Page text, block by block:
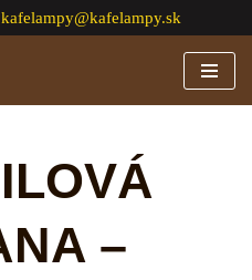
kafelampy@kafelampy.sk
–